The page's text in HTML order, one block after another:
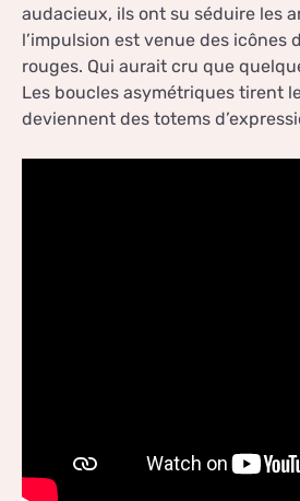
audacieux, ils ont su séduire les
l’impulsion est venue des
rouges. Qui aurait cru que
Les boucles asymétriques tirent
deviennent des totems